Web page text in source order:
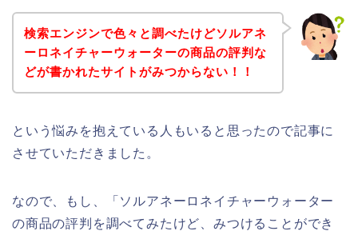
検索エンジンで色々と調べたけどソルアネ
ーロネイチャーウォーターの商品の評判な
どが書かれたサイトがみつからない！！
という悩みを抱えている人もいると思ったので記事に
させていただきました。
なので、もし、「ソルアネーロネイチャーウォーター
の商品の評判を調べてみたけど、みつけることができ